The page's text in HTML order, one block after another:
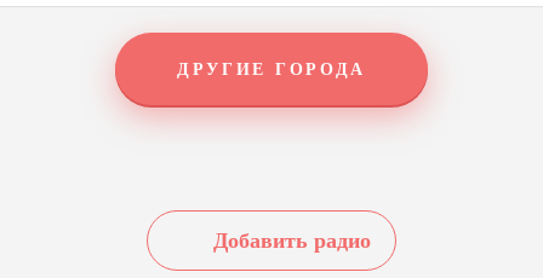
ДРУГИЕ ГОРОДА
Добавить радио